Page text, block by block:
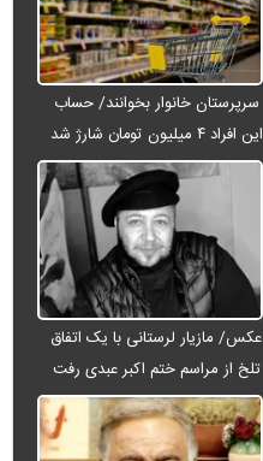
سرپرستان خانوار بخوانند/ حساب
این افراد ۴ میلیون تومان شارژ شد
عکس/ مازیار لرستانی با یک اتفاق
تلخ از مراسم ختم اکبر عبدی رفت